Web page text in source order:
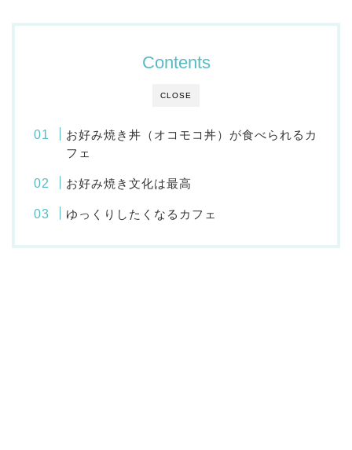
CLOSE
Contents
お好み焼き丼（オコモコ丼）が食べられるカ
フェ
お好み焼き文化は最高
ゆっくりしたくなるカフェ